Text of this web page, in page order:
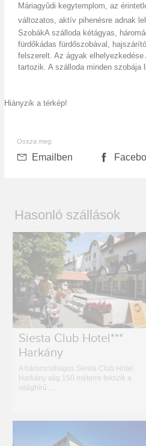
Máriagyûdi kegytemplom, az
változatos, aktív pihenésre adnak
SzobákA szálloda kétágyas,
fürdőkádas fürdőszobával,
felszerelt. Az ágyak
tartozik. A szálloda minden szobája
Hiányzik a térkép!
Ossza meg:
Emailben
Hasonló szállások
Siesta Club Hotel***
Harkány
A háromcsillagos Siesta Club Hotel
Harkány alig 150 méterre fekszik a
világhírű …